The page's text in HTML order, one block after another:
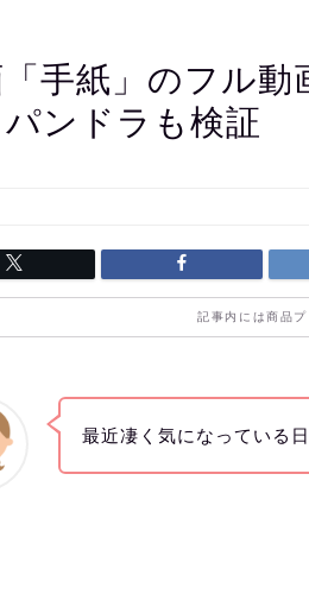
手紙」のフル
パンドラも検証
記事内には商品
最近凄く気になっている